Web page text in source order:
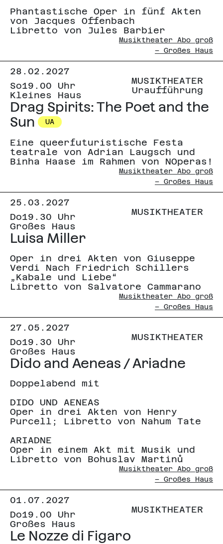
Phantastische Oper in fünf Akten
von Jacques Offenbach
Libretto von Jules Barbier
Musiktheater Abo groß
– Großes Haus
28.02.2027
So19.00 Uhr
Kleines Haus
Drag Spirits: The Poet and the
Sun
UA
Eine queerfuturistische Festa
teatrale von Adrian Laugsch und
Binha Haase im Rahmen von NOperas!
MUSIKTHEATER
Uraufführung
Musiktheater Abo groß
– Großes Haus
25.03.2027
Do19.30 Uhr
Großes Haus
Luisa Miller
Oper in drei Akten von Giuseppe
Verdi Nach Friedrich Schillers
„Kabale und Liebe“
Libretto von Salvatore Cammarano
MUSIKTHEATER
Musiktheater Abo groß
– Großes Haus
27.05.2027
Do19.30 Uhr
Großes Haus
Dido and Aeneas / Ariadne
Doppelabend mit
DIDO UND AENEAS
Oper in drei Akten von Henry
Purcell; Libretto von Nahum Tate
ARIADNE
Oper in einem Akt mit Musik und
Libretto von Bohuslav Martinů
MUSIKTHEATER
Musiktheater Abo groß
– Großes Haus
01.07.2027
Do19.00 Uhr
Großes Haus
Le Nozze di Figaro
MUSIKTHEATER